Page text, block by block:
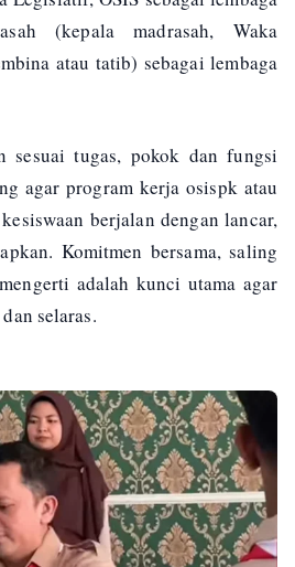
(kepala madrasah, Waka
atau tatib) sebagai lembaga
sesuai tugas, pokok dan fungsi
agar program kerja osispk atau
berjalan dengan lancar,
Komitmen bersama, saling
adalah kunci utama agar
selaras.